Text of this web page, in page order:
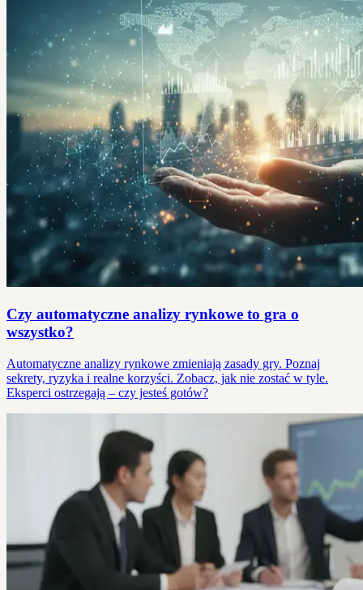
Czy automatyczne analizy rynkowe to gra o
wszystko?
Automatyczne analizy rynkowe zmieniają zasady gry. Poznaj
sekrety, ryzyka i realne korzyści. Zobacz, jak nie zostać w tyle.
Eksperci ostrzegają – czy jesteś gotów?